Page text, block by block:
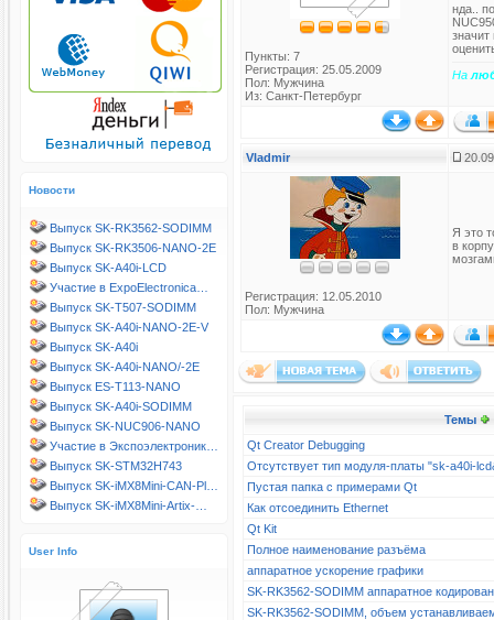
Новости
Выпуск SK-RK3562-SODIMM
Выпуск SK-RK3506-NANO-2E
Выпуск SK-A40i-LCD
Участие в ExpoElectronica…
Выпуск SK-T507-SODIMM
Выпуск SK-A40i-NANO-2E-V
Выпуск SK-A40i
Выпуск SK-A40i-NANO/-2E
Выпуск ES-T113-NANO
Выпуск SK-A40i-SODIMM
Выпуск SK-NUC906-NANO
Участие в Экспоэлектроник…
Выпуск SK-STM32H743
Выпуск SK-iMX8Mini-CAN-Pl…
Выпуск SK-iMX8Mini-Artix-…
User Info
Пункты: 7
Регистрация: 25.05.2009
Пол: Мужчина
Из: Санкт-Петербург
нда..
На
Vladmir
Регистрация: 12.05.2010
Пол: Мужчина
Я это
в
Темы
Qt Creator Debugging
Отсутствует тип модуля-платы "sk-a40i-
Пустая папка с примерами Qt
Как отсоединить Ethernet
Qt Kit
Полное наименование разъёма
аппаратное ускорение графики
SK-RK3562-SODIMM аппаратное
SK-RK3562-SODIMM, объем